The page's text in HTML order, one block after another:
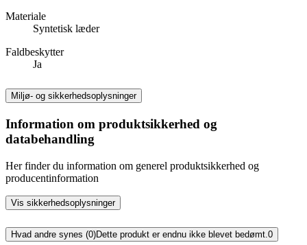
Materiale
Syntetisk læder
Faldbeskytter
Ja
Miljø- og sikkerhedsoplysninger
Information om produktsikkerhed og
databehandling
Her finder du information om generel produktsikkerhed og
producentinformation
Vis sikkerhedsoplysninger
Hvad andre synes (0)Dette produkt er endnu ikke blevet bedømt.0